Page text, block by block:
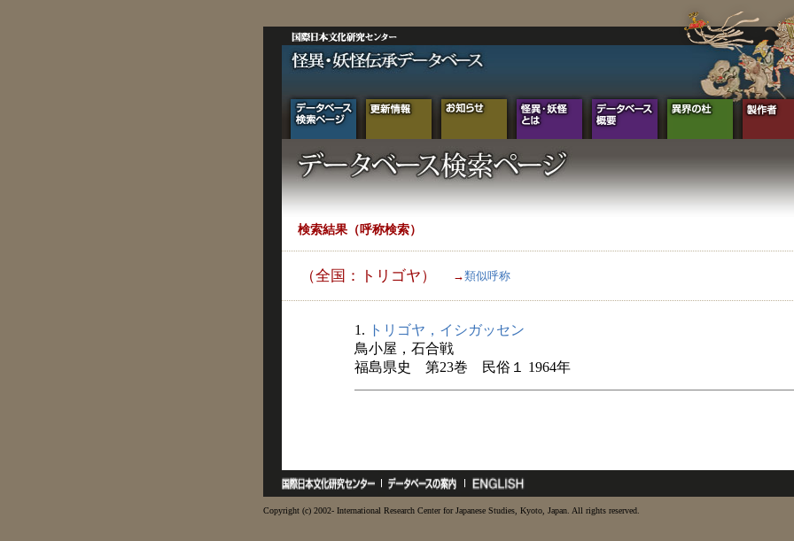
検索結果（呼称検索）
（全国：トリゴヤ） →類似呼称
1.
トリゴヤ，イシガッセン
鳥小屋，石合戦
福島県史 第23巻 民俗１ 1964年
Copyright (c) 2002- International Research Center for Japanese Studies, Kyoto, Japan. All rights reserved.